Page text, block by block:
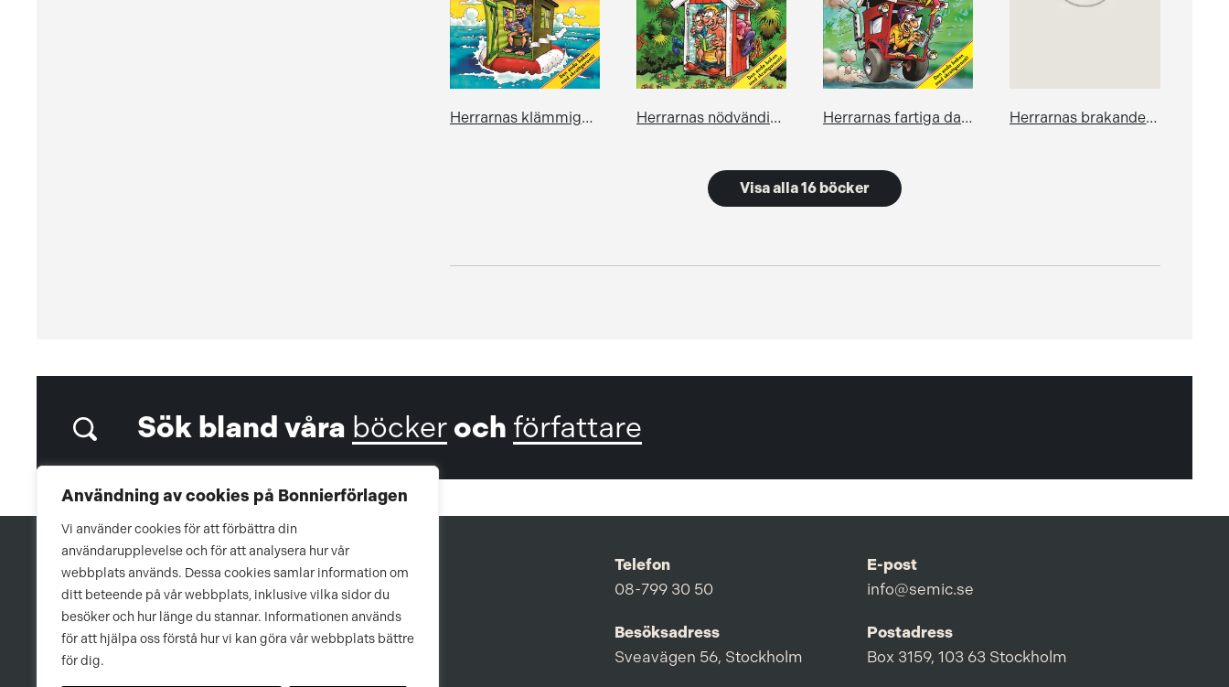
Användning av cookies på Bonnierförlagen
Vi använder cookies för att förbättra din
användarupplevelse och för att analysera hur vår
webbplats används. Dessa cookies samlar information om
ditt beteende på vår webbplats, inklusive vilka sidor du
besöker och hur länge du stannar. Informationen används
för att hjälpa oss förstå hur vi kan göra vår webbplats bättre
för dig.
Herrarnas klämmiga dassbok Herrarnas nödvändiga dassbok Herrarnas fartiga dassbok Herrarnas brakande dassbok
Visa alla 16 böcker
Sök bland våra böcker och författare
Telefon
08-799 30 50
E-post
info@semic.se
Besöksadress
Sveavägen 56, Stockholm
Postadress
Box 3159, 103 63 Stockholm